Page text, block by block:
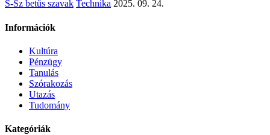
S-Sz betűs szavak Technika 2025. 09. 24.
Információk
Kultúra
Pénzügy
Tanulás
Szórakozás
Utazás
Tudomány
Kategóriák